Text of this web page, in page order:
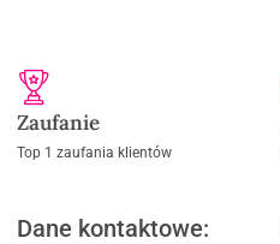
Zaufanie
Top 1 zaufania klientów
Dane kontaktowe: